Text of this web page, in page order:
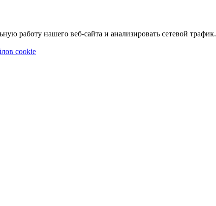
работу нашего веб-сайта и анализировать сетевой трафик.
cookie